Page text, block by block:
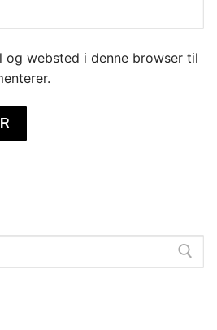
og websted i denne browser til